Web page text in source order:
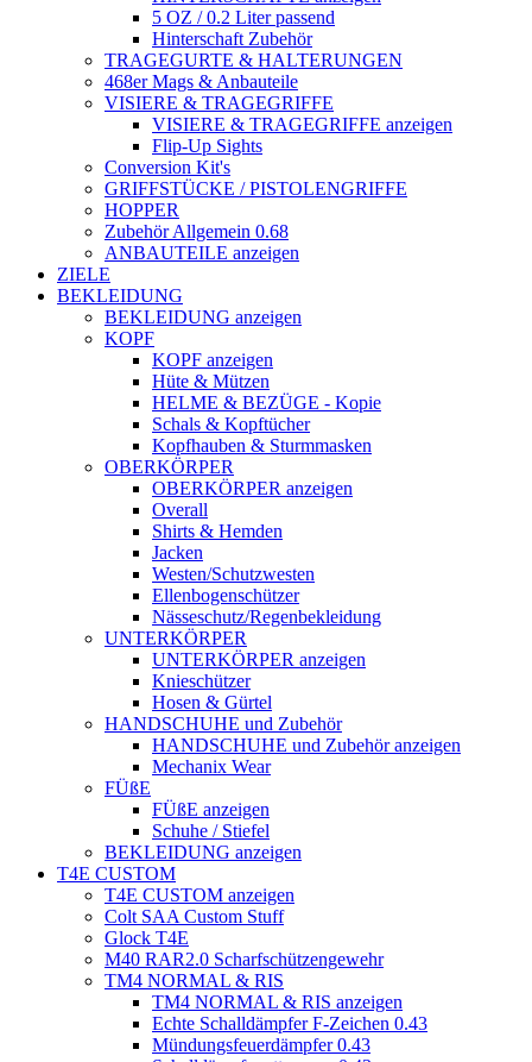
5 OZ / 0.2 Liter passend
Hinterschaft Zubehör
TRAGEGURTE & HALTERUNGEN
468er Mags & Anbauteile
VISIERE & TRAGEGRIFFE
VISIERE & TRAGEGRIFFE anzeigen
Flip-Up Sights
Conversion Kit's
GRIFFSTÜCKE / PISTOLENGRIFFE
HOPPER
Zubehör Allgemein 0.68
ANBAUTEILE anzeigen
ZIELE
BEKLEIDUNG
BEKLEIDUNG anzeigen
KOPF
KOPF anzeigen
Hüte & Mützen
HELME & BEZÜGE - Kopie
Schals & Kopftücher
Kopfhauben & Sturmmasken
OBERKÖRPER
OBERKÖRPER anzeigen
Overall
Shirts & Hemden
Jacken
Westen/Schutzwesten
Ellenbogenschützer
Nässeschutz/Regenbekleidung
UNTERKÖRPER
UNTERKÖRPER anzeigen
Knieschützer
Hosen & Gürtel
HANDSCHUHE und Zubehör
HANDSCHUHE und Zubehör anzeigen
Mechanix Wear
FÜßE
FÜßE anzeigen
Schuhe / Stiefel
BEKLEIDUNG anzeigen
T4E CUSTOM
T4E CUSTOM anzeigen
Colt SAA Custom Stuff
Glock T4E
M40 RAR2.0 Scharfschützengewehr
TM4 NORMAL & RIS
TM4 NORMAL & RIS anzeigen
Echte Schalldämpfer F-Zeichen 0.43
Mündungsfeuerdämpfer 0.43